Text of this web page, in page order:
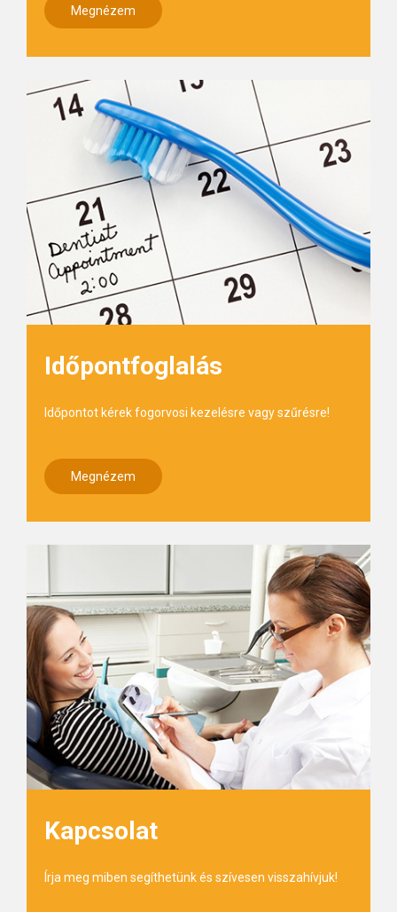
Megnézem
Időpontfoglalás
Időpontot kérek fogorvosi kezelésre vagy szűrésre!
Megnézem
Kapcsolat
Írja meg miben segíthetünk és szívesen visszahívjuk!